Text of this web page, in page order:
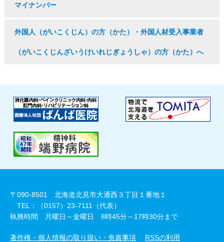
マイナンバー
外国人（がいこくじん）の方（かた）・外国人材受入事業者
（がいこくじんざいうけいれじぎょうしゃ）の方（かた）へ
〒090-8501 北海道北見市大通西３丁目１番地１
TEL：（0157）23-7111（代表）
執務時間 月曜日～金曜日 8時45分～17時30分まで
著作権・個人情報の取り扱い・免責事項 RSSの利用